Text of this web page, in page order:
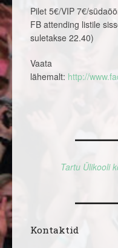
Pilet 5€/VIP 7€/
FB attending listile
suletakse 22.40)
Vaata
lähemalt: http://
Tartu Ülikooli
Kontaktid